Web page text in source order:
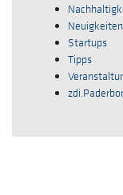
Startups
Tipps